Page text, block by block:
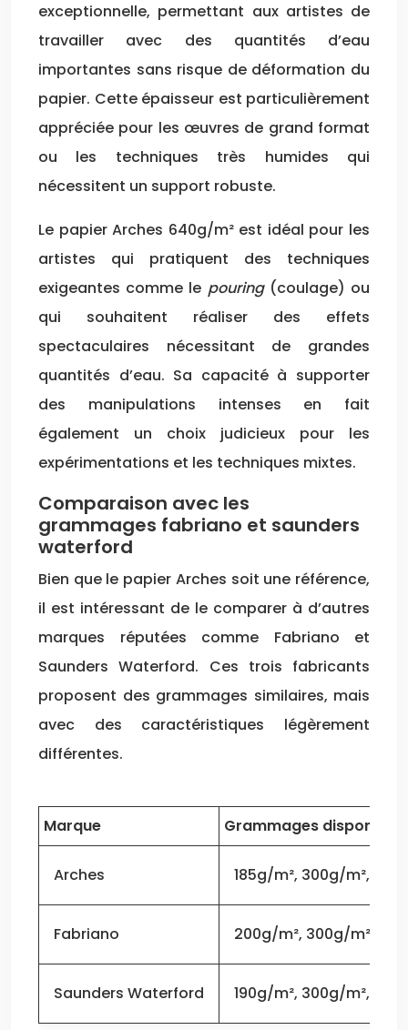
exceptionnelle, permettant aux artistes de
travailler avec des quantités d’eau
importantes sans risque de déformation du
papier. Cette épaisseur est particulièrement
appréciée pour les œuvres de grand format
ou les techniques très humides qui
nécessitent un support robuste.
Le papier Arches 640g/m² est idéal pour les
artistes qui pratiquent des techniques
exigeantes comme le pouring (coulage) ou
qui souhaitent réaliser des effets
spectaculaires nécessitant de grandes
quantités d’eau. Sa capacité à supporter
des manipulations intenses en fait
également un choix judicieux pour les
expérimentations et les techniques mixtes.
Comparaison avec les
grammages fabriano et saunders
waterford
Bien que le papier Arches soit une référence,
il est intéressant de le comparer à d’autres
marques réputées comme Fabriano et
Saunders Waterford. Ces trois fabricants
proposent des grammages similaires, mais
avec des caractéristiques légèrement
différentes.
Marque Grammages disponibles
Arches 185g/m², 300g/m²,
Fabriano 200g/m², 300g/m²,
Saunders Waterford 190g/m², 300g/m²,